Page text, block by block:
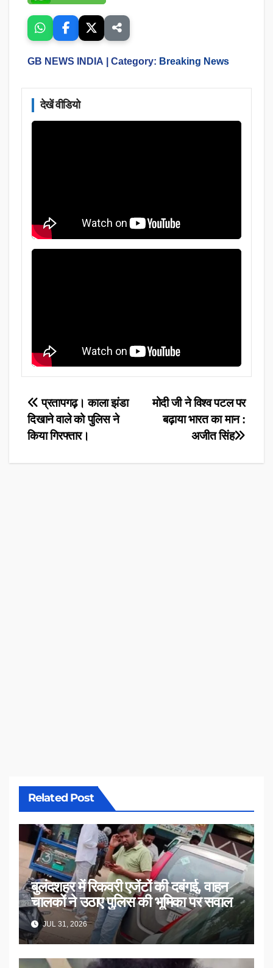
GB NEWS INDIA | Category: Breaking News
देखें वीडियो
Post
navigation
मोदी जी ने विश्व पटल पर
बढ़ाया भारत का मान :
अजीत सिंह
प्रतापगढ़। काला झंडा
दिखाने वाले को पुलिस ने
किया गिरफ्तार।
Related Post
बुलंदशहर में रिकवरी एजेंटों की दबंगई, वाहन
चालकों ने उठाए पुलिस की भूमिका पर सवाल
JUL 31, 2026